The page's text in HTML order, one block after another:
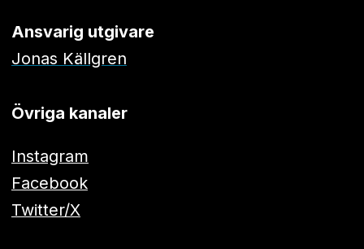
Ansvarig utgivare
Jonas Källgren
Övriga kanaler
Instagram
Facebook
Twitter/X